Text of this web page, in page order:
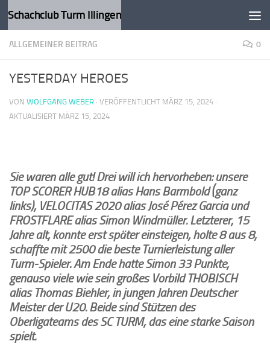
Zum Inhalt springen
Schachclub Turm Illingen
ALLGEMEINER BEITRAG 0
YESTERDAY HEROES
VON WOLFGANG WEBER · VERÖFFENTLICHT MÄRZ 15, 2024 ·
AKTUALISIERT MÄRZ 15, 2024
Sie waren alle gut! Drei will ich hervorheben: unsere
TOP SCORER HUB18 alias Hans Barmbold (ganz
links), VELOCITAS 2020 alias José Pérez Garcia und
FROSTFLARE alias Simon Windmüller. Letzterer, 15
Jahre alt, konnte erst später einsteigen, holte 8 aus 8,
schaffte mit 2500 die beste Turnierleistung aller
Turm-Spieler. Am Ende hatte Simon 33 Punkte,
genauso viele wie sein großes Vorbild THOBISCH
alias Thomas Biehler, in jungen Jahren Deutscher
Meister der U20. Beide sind Stützen des
Oberligateams des SC TURM, das eine starke Saison
spielt.